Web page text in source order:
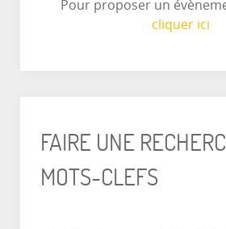
Pour proposer un
cliquer ici
FAIRE UNE
MOTS-CLEFS